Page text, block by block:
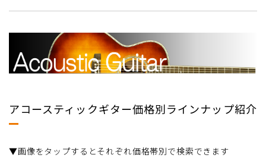
アコースティックギター価格別ラインナップ紹介
▼画像をタップするとそれぞれ価格帯別で検索できます